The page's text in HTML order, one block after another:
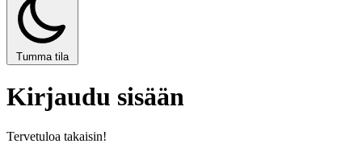
Tumma tila
Kirjaudu sisään
Tervetuloa takaisin!